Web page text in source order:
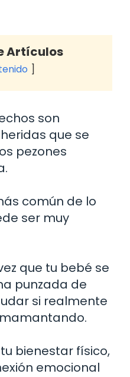
Artículos
son
que se
pezones
común de lo
ser muy
que tu bebé se
punzada de
si realmente
bienestar físico,
emocional